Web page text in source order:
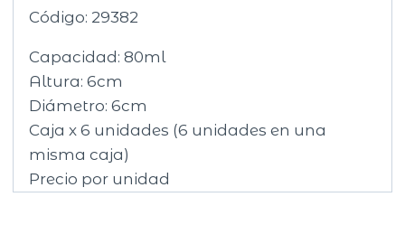
Código: 29382
Capacidad: 80ml
Altura: 6cm
Diámetro: 6cm
Caja x 6 unidades (6 unidades en una
misma caja)
Precio por unidad